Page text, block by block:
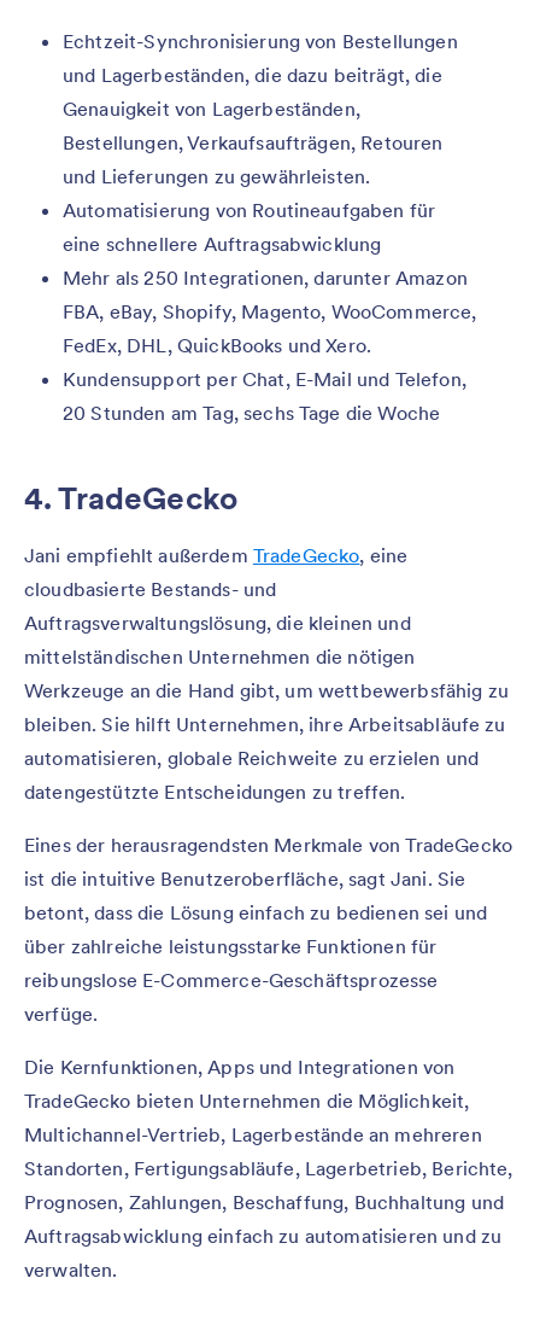
Echtzeit-Synchronisierung von Bestellungen
und Lagerbeständen, die dazu beiträgt, die
Genauigkeit von Lagerbeständen,
Bestellungen, Verkaufsaufträgen, Retouren
und Lieferungen zu gewährleisten.
Automatisierung von Routineaufgaben für
eine schnellere Auftragsabwicklung
Mehr als 250 Integrationen, darunter Amazon
FBA, eBay, Shopify, Magento, WooCommerce,
FedEx, DHL, QuickBooks und Xero.
Kundensupport per Chat, E-Mail und Telefon,
20 Stunden am Tag, sechs Tage die Woche
4. TradeGecko
Jani empfiehlt außerdem TradeGecko, eine
cloudbasierte Bestands- und
Auftragsverwaltungslösung, die kleinen und
mittelständischen Unternehmen die nötigen
Werkzeuge an die Hand gibt, um wettbewerbsfähig zu
bleiben. Sie hilft Unternehmen, ihre Arbeitsabläufe zu
automatisieren, globale Reichweite zu erzielen und
datengestützte Entscheidungen zu treffen.
Eines der herausragendsten Merkmale von TradeGecko
ist die intuitive Benutzeroberfläche, sagt Jani. Sie
betont, dass die Lösung einfach zu bedienen sei und
über zahlreiche leistungsstarke Funktionen für
reibungslose E-Commerce-Geschäftsprozesse
verfüge.
Die Kernfunktionen, Apps und Integrationen von
TradeGecko bieten Unternehmen die Möglichkeit,
Multichannel-Vertrieb, Lagerbestände an mehreren
Standorten, Fertigungsabläufe, Lagerbetrieb, Berichte,
Prognosen, Zahlungen, Beschaffung, Buchhaltung und
Auftragsabwicklung einfach zu automatisieren und zu
verwalten.